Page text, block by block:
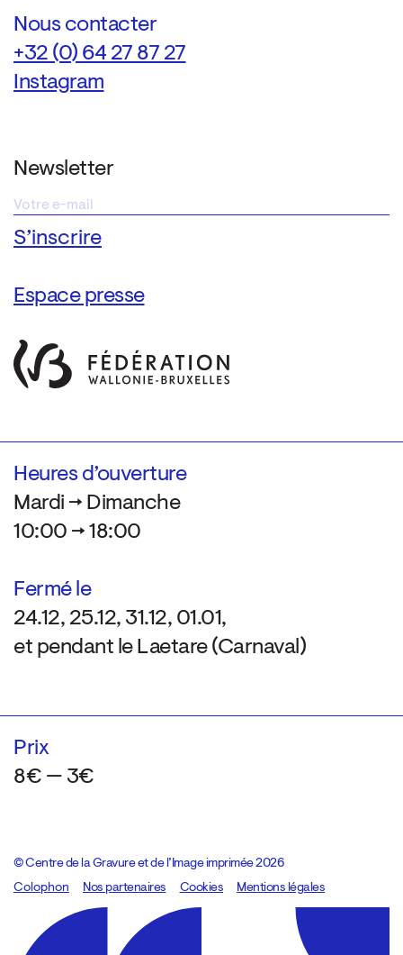
Nous contacter
+32 (0) 64 27 87 27
Instagram
Newsletter
Espace presse
Heures d’ouverture
Mardi → Dimanche
10:00 → 18:00
Fermé le
24.12, 25.12, 31.12, 01.01,
et pendant le Laetare (Carnaval)
Prix
8€ — 3€
© Centre de la Gravure et de l’Image imprimée 2026
Colophon
Design:Marcel Kaczmarek, code:8080.studio
Nos partenaires Cookies Mentions légales